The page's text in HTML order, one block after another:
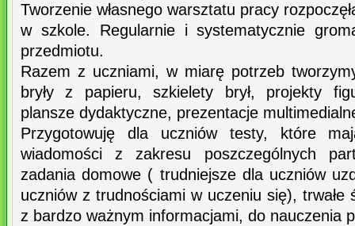
Tworzenie własnego warsztatu pracy
w szkole. Regularnie i systematycznie
przedmiotu.
Razem z uczniami, w miarę potrzeb
bryły z papieru, szkielety brył, projekty
plansze dydaktyczne, prezentacje
Przygotowuję dla uczniów testy, które
wiadomości z zakresu poszczególnych
zadania domowe ( trudniejsze dla uczniów
uczniów z trudnościami w uczeniu się), trwałe
z bardzo ważnym informacjami, do nauczenia